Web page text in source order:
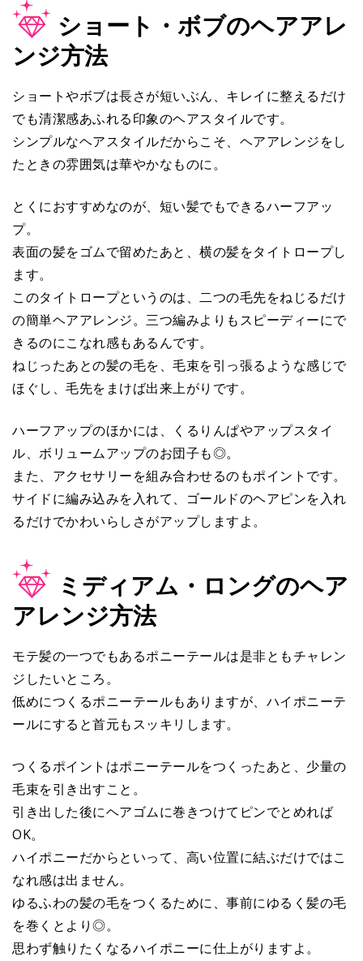
ショート・ボブのヘアアレ
ンジ方法
ショートやボブは長さが短いぶん、キレイに整えるだけ
でも清潔感あふれる印象のヘアスタイルです。
シンプルなヘアスタイルだからこそ、ヘアアレンジをし
たときの雰囲気は華やかなものに。
とくにおすすめなのが、短い髪でもできるハーフアッ
プ。
表面の髪をゴムで留めたあと、横の髪をタイトロープし
ます。
このタイトロープというのは、二つの毛先をねじるだけ
の簡単ヘアアレンジ。三つ編みよりもスピーディーにで
きるのにこなれ感もあるんです。
ねじったあとの髪の毛を、毛束を引っ張るような感じで
ほぐし、毛先をまけば出来上がりです。
ハーフアップのほかには、くるりんぱやアップスタイ
ル、ボリュームアップのお団子も◎。
また、アクセサリーを組み合わせるのもポイントです。
サイドに編み込みを入れて、ゴールドのヘアピンを入れ
るだけでかわいらしさがアップしますよ。
ミディアム・ロングのヘア
アレンジ方法
モテ髪の一つでもあるポニーテールは是非ともチャレン
ジしたいところ。
低めにつくるポニーテールもありますが、ハイポニーテ
ールにすると首元もスッキリします。
つくるポイントはポニーテールをつくったあと、少量の
毛束を引き出すこと。
引き出した後にヘアゴムに巻きつけてピンでとめれば
OK。
ハイポニーだからといって、高い位置に結ぶだけではこ
なれ感は出ません。
ゆるふわの髪の毛をつくるために、事前にゆるく髪の毛
を巻くとより◎。
思わず触りたくなるハイポニーに仕上がりますよ。